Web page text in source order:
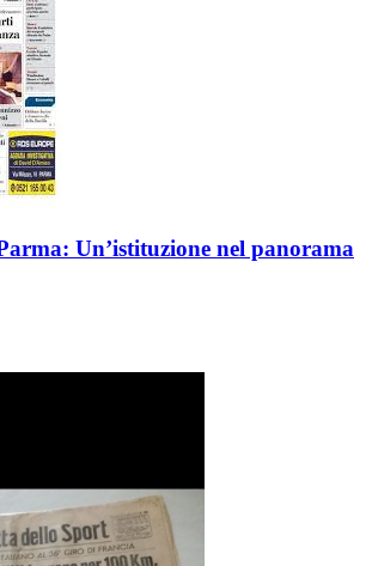
Un’istituzione nel panorama